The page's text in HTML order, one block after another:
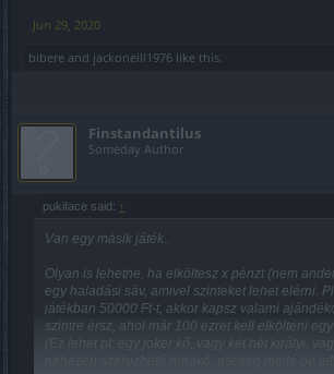
Jun 29, 2020
bibere and jackoneill1976 like this.
Finstandantilus
Someday Author
pukiface said: ↑
Van egy másik játék..
Olyan is lehetne, ha elköltesz x pénzt (nem
egy haladási sáv, amivel szinteket lehet elérni.
játékban 50000 Ft-t, akkor kapsz valami
szintre érsz, ahol már 100 ezret kell elkölteni
(Ez lehet pl: egy joker kő, vagy két hét királyi,